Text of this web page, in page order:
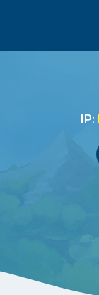
IP: